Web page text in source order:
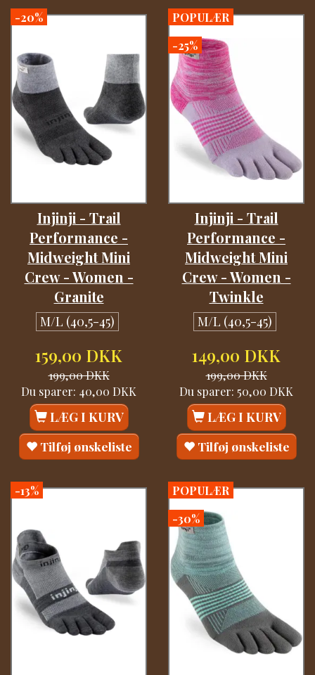
-20%
Injinji - Trail
Performance -
Midweight Mini
Crew - Women -
Granite
M/L (40,5-45)
159,00 DKK
199,00 DKK
Du sparer: 40,00 DKK
LÆG I KURV
Tilføj ønskeliste
POPULÆR
-25%
Injinji - Trail
Performance -
Midweight Mini
Crew - Women -
Twinkle
M/L (40,5-45)
149,00 DKK
199,00 DKK
Du sparer: 50,00 DKK
LÆG I KURV
Tilføj ønskeliste
-13%
POPULÆR
-30%